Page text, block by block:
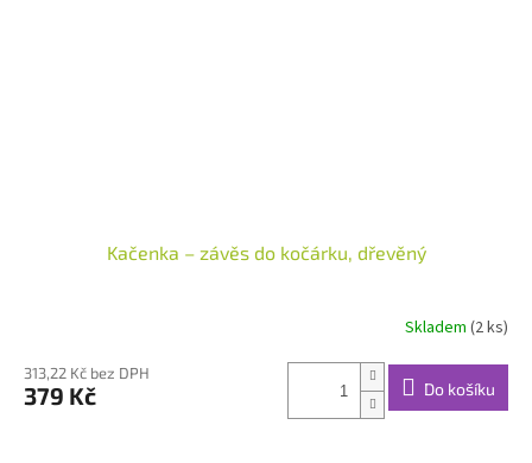
Kačenka – závěs do kočárku, dřevěný
Skladem (2 ks)
313,22 Kč bez DPH
379 Kč Do košíku